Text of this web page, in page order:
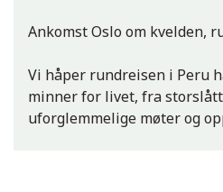
Ankomst Oslo om kvelden,
Vi håper rundreisen i Peru
minner for livet, fra
uforglemmelige møter og